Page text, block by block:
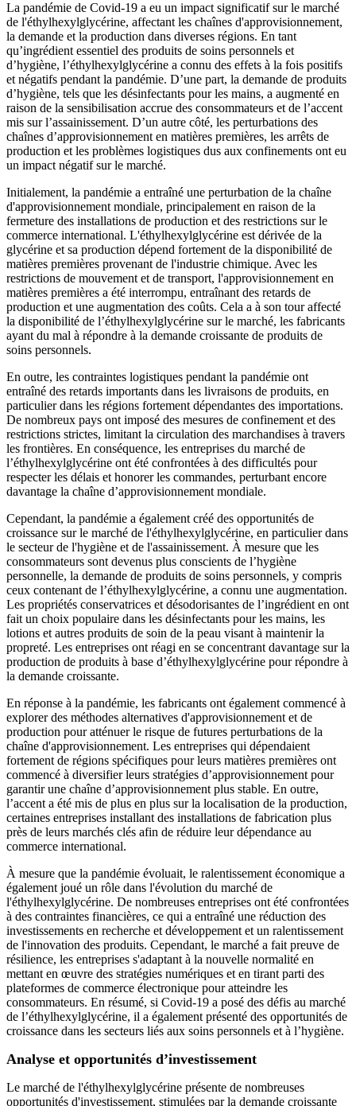
La pandémie de Covid-19 a eu un impact significatif sur le marché
de l'éthylhexylglycérine, affectant les chaînes d'approvisionnement,
la demande et la production dans diverses régions. En tant
qu’ingrédient essentiel des produits de soins personnels et
d’hygiène, l’éthylhexylglycérine a connu des effets à la fois positifs
et négatifs pendant la pandémie. D’une part, la demande de produits
d’hygiène, tels que les désinfectants pour les mains, a augmenté en
raison de la sensibilisation accrue des consommateurs et de l’accent
mis sur l’assainissement. D’un autre côté, les perturbations des
chaînes d’approvisionnement en matières premières, les arrêts de
production et les problèmes logistiques dus aux confinements ont eu
un impact négatif sur le marché.
Initialement, la pandémie a entraîné une perturbation de la chaîne
d'approvisionnement mondiale, principalement en raison de la
fermeture des installations de production et des restrictions sur le
commerce international. L'éthylhexylglycérine est dérivée de la
glycérine et sa production dépend fortement de la disponibilité de
matières premières provenant de l'industrie chimique. Avec les
restrictions de mouvement et de transport, l'approvisionnement en
matières premières a été interrompu, entraînant des retards de
production et une augmentation des coûts. Cela a à son tour affecté
la disponibilité de l’éthylhexylglycérine sur le marché, les fabricants
ayant du mal à répondre à la demande croissante de produits de
soins personnels.
En outre, les contraintes logistiques pendant la pandémie ont
entraîné des retards importants dans les livraisons de produits, en
particulier dans les régions fortement dépendantes des importations.
De nombreux pays ont imposé des mesures de confinement et des
restrictions strictes, limitant la circulation des marchandises à travers
les frontières. En conséquence, les entreprises du marché de
l’éthylhexylglycérine ont été confrontées à des difficultés pour
respecter les délais et honorer les commandes, perturbant encore
davantage la chaîne d’approvisionnement mondiale.
Cependant, la pandémie a également créé des opportunités de
croissance sur le marché de l'éthylhexylglycérine, en particulier dans
le secteur de l'hygiène et de l'assainissement. À mesure que les
consommateurs sont devenus plus conscients de l’hygiène
personnelle, la demande de produits de soins personnels, y compris
ceux contenant de l’éthylhexylglycérine, a connu une augmentation.
Les propriétés conservatrices et désodorisantes de l’ingrédient en ont
fait un choix populaire dans les désinfectants pour les mains, les
lotions et autres produits de soin de la peau visant à maintenir la
propreté. Les entreprises ont réagi en se concentrant davantage sur la
production de produits à base d’éthylhexylglycérine pour répondre à
la demande croissante.
En réponse à la pandémie, les fabricants ont également commencé à
explorer des méthodes alternatives d'approvisionnement et de
production pour atténuer le risque de futures perturbations de la
chaîne d'approvisionnement. Les entreprises qui dépendaient
fortement de régions spécifiques pour leurs matières premières ont
commencé à diversifier leurs stratégies d’approvisionnement pour
garantir une chaîne d’approvisionnement plus stable. En outre,
l’accent a été mis de plus en plus sur la localisation de la production,
certaines entreprises installant des installations de fabrication plus
près de leurs marchés clés afin de réduire leur dépendance au
commerce international.
À mesure que la pandémie évoluait, le ralentissement économique a
également joué un rôle dans l'évolution du marché de
l'éthylhexylglycérine. De nombreuses entreprises ont été confrontées
à des contraintes financières, ce qui a entraîné une réduction des
investissements en recherche et développement et un ralentissement
de l'innovation des produits. Cependant, le marché a fait preuve de
résilience, les entreprises s'adaptant à la nouvelle normalité en
mettant en œuvre des stratégies numériques et en tirant parti des
plateformes de commerce électronique pour atteindre les
consommateurs. En résumé, si Covid-19 a posé des défis au marché
de l’éthylhexylglycérine, il a également présenté des opportunités de
croissance dans les secteurs liés aux soins personnels et à l’hygiène.
Analyse et opportunités d’investissement
Le marché de l'éthylhexylglycérine présente de nombreuses
opportunités d'investissement, stimulées par la demande croissante